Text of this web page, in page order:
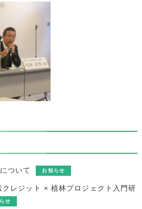
ついて お知らせ
クレジット × 植林プロジェクト入門研
せ